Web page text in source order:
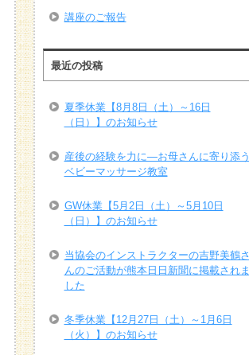
講座のご報告
最近の投稿
夏季休業【8月8日（土）～16日
（日）】のお知らせ
産後の経験を力に―お母さんに寄り添う
ベビーマッサージ教室
GW休業【5月2日（土）～5月10日
（日）】のお知らせ
当協会のインストラクターの吉野美鶴さ
んのご活動が熊本日日新聞に掲載されま
した
冬季休業【12月27日（土）～1月6日
（火）】のお知らせ